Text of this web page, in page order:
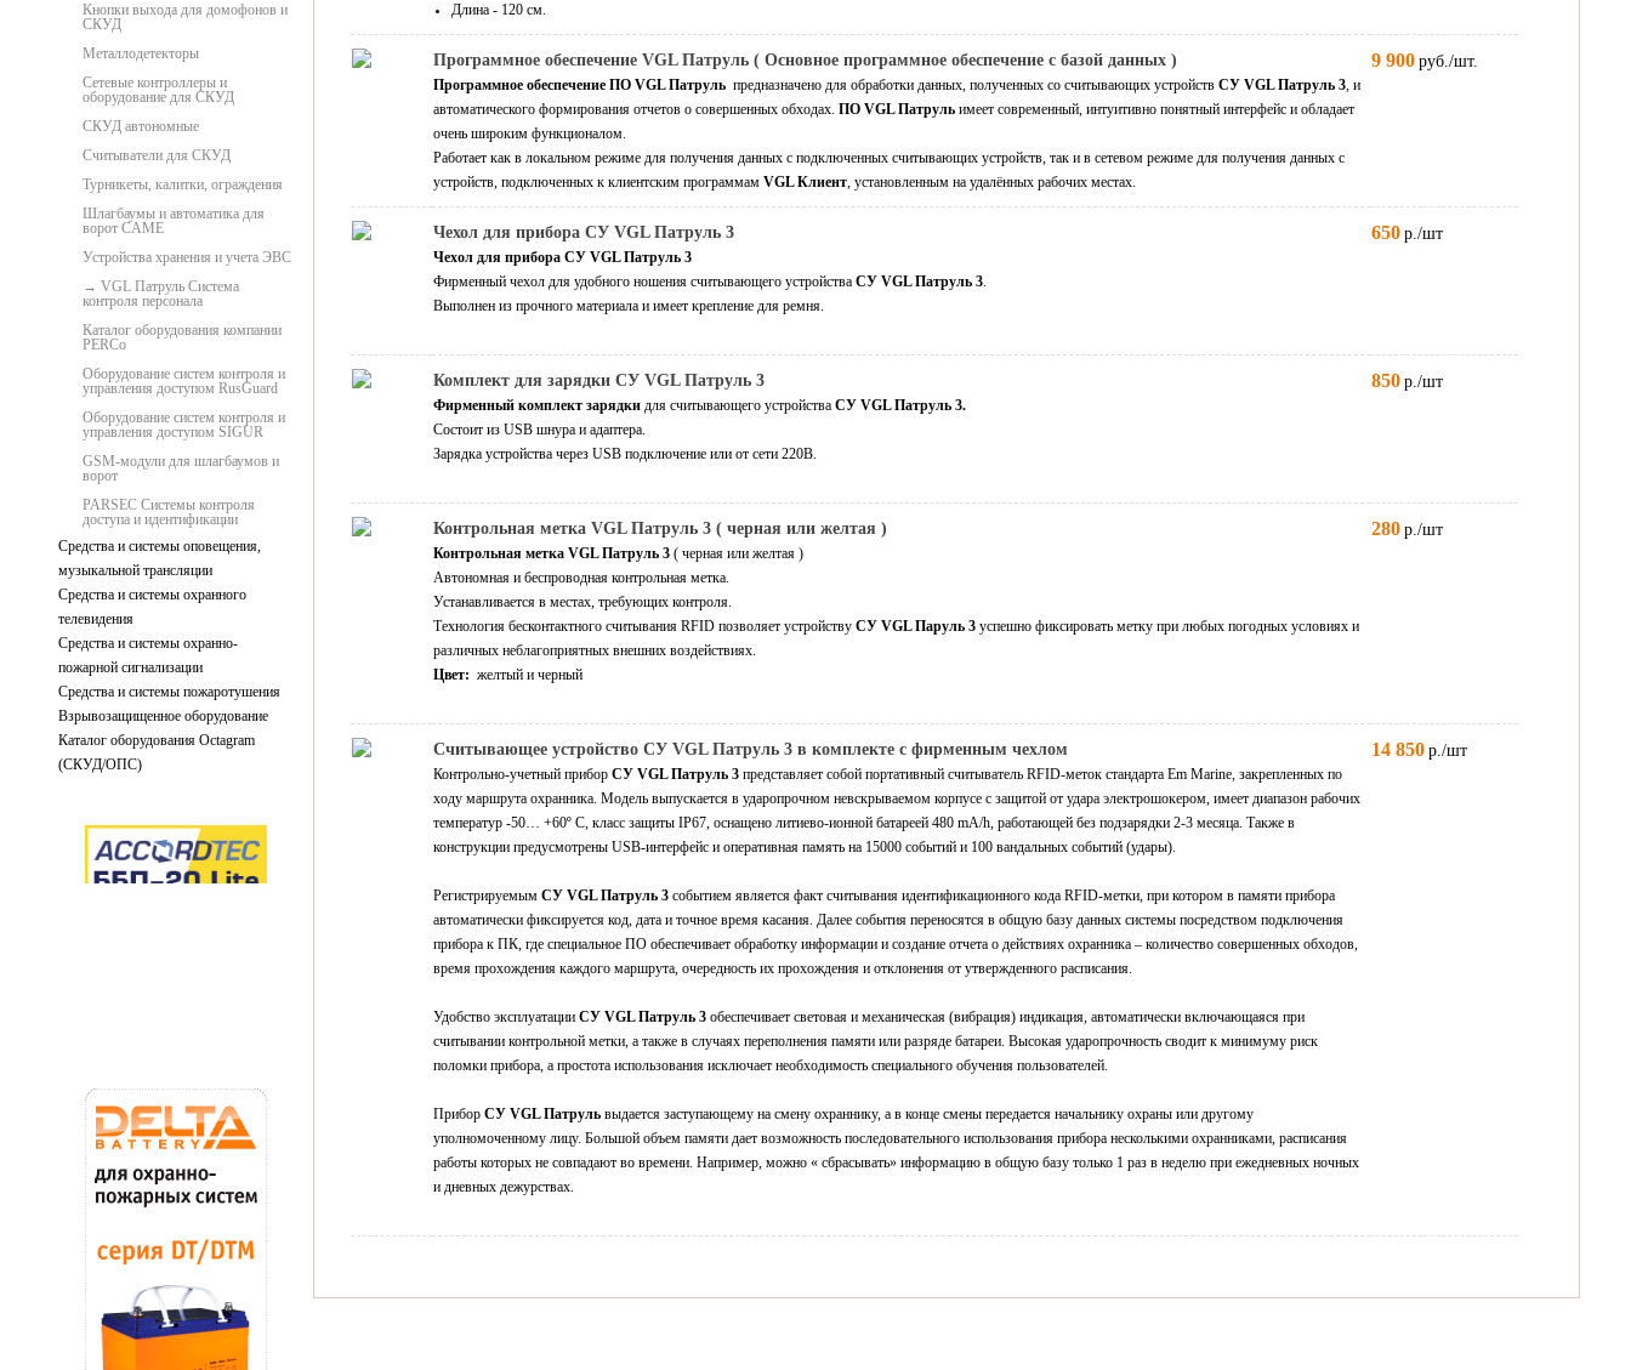
Кнопки выхода для домофонов и
СКУД
Металлодетекторы
Сетевые контроллеры и
оборудование для СКУД
СКУД автономные
Считыватели для СКУД
Турникеты, калитки, ограждения
Шлагбаумы и автоматика для
ворот CAME
Устройства хранения и учета ЭВС
VGL Патруль Система
контроля персонала
Каталог оборудования компании
PERCo
Оборудование систем контроля и
управления доступом RusGuard
Оборудование систем контроля и
управления доступом SIGUR
GSM-модули для шлагбаумов и
ворот
PARSEC Системы контроля
доступа и идентификации
Средства и системы оповещения,
музыкальной трансляции
Средства и системы охранного
телевидения
Средства и системы охранно-
пожарной сигнализации
Средства и системы пожаротушения
Взрывозащищенное оборудование
Каталог оборудования Octagram
(СКУД/ОПС)
Длина - 120 см.
Программное обеспечение VGL Патруль ( Основное программное обеспечение с базой данных )
Программное обеспечение ПО VGL Патруль предназначено для обработки данных, полученных со считывающих устройств СУ VGL Патруль 3 , и
автоматического формирования отчетов о совершенных обходах.
ПО VGL Патруль имеет современный, интуитивно понятный интерфейс и обладает
очень широким функционалом.
Работает как в локальном режиме для получения данных с подключенных считывающих устройств, так и в сетевом режиме для получения данных с
устройств, подключенных к клиентским программам VGL Клиент , установленным на удалённых рабочих местах.
9 900 руб./шт.
Чехол для прибора СУ VGL Патруль 3
Чехол для прибора СУ VGL Патруль 3
Фирменный чехол для удобного ношения считывающего устройства СУ VGL Патруль 3
Выполнен из прочного материала и имеет крепление для ремня.
650 р./шт
Комплект для зарядки СУ VGL Патруль 3
Фирменный комплект зарядки для считывающего устройства СУ VGL Патруль 3.
Состоит из USB шнура и адаптера.
Зарядка устройства через USB подключение или от сети 220В.
850 р./шт
Контрольная метка VGL Патруль 3 ( черная или желтая )
Контрольная метка VGL Патруль 3 ( черная или желтая )
Автономная и беспроводная контрольная метка.
Устанавливается в местах, требующих контроля.
Технология бесконтактного считывания RFID позволяет устройству СУ VGL Паруль 3 успешно фиксировать метку при любых погодных условиях и
различных неблагоприятных внешних воздействиях.
Цвет: желтый и черный
280 р./шт
Считывающее устройство СУ VGL Патруль 3 в комплекте с фирменным чехлом
Контрольно-учетный прибор СУ VGL Патруль 3 представляет собой портативный считыватель RFID-меток стандарта Em Marine, закрепленных по
ходу маршрута охранника. Модель выпускается в ударопрочном невскрываемом корпусе с защитой от удара электрошокером, имеет диапазон рабочих
температур -50… +60º C, класс защиты IP67, оснащено литиево-ионной батареей 480 mA/h, работающей без подзарядки 2-3 месяца. Также в
конструкции предусмотрены USB-интерфейс и оперативная память на 15000 событий и 100 вандальных событий (удары).
Регистрируемым СУ VGL Патруль 3 событием является факт считывания идентификационного кода RFID-метки, при котором в памяти прибора
автоматически фиксируется код, дата и точное время касания. Далее события переносятся в общую базу данных системы посредством подключения
прибора к ПК, где специальное ПО обеспечивает обработку информации и создание отчета о действиях охранника – количество совершенных обходов,
время прохождения каждого маршрута, очередность их прохождения и отклонения от утвержденного расписания.
Удобство эксплуатации СУ VGL Патруль 3 обеспечивает световая и механическая (вибрация) индикация, автоматически включающаяся при
считывании контрольной метки, а также в случаях переполнения памяти или разряде батареи. Высокая ударопрочность сводит к минимуму риск
поломки прибора, а простота использования исключает необходимость специального обучения пользователей.
Прибор СУ VGL Патруль выдается заступающему на смену охраннику, а в конце смены передается начальнику охраны или другому
уполномоченному лицу. Большой объем памяти дает возможность последовательного использования прибора несколькими охранниками, расписания
работы которых не совпадают во времени. Например, можно « сбрасывать» информацию в общую базу только 1 раз в неделю при ежедневных ночных
и дневных дежурствах.
14 850 р./шт